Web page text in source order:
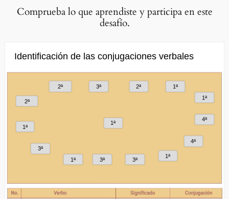
Comprueba lo que aprendiste y participa en este
desafío.